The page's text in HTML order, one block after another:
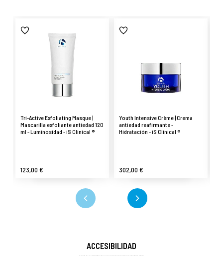
Tri-Active Exfoliating Masque |
Mascarilla exfoliante antiedad 120
ml - Luminosidad - iS Clinical ®
123,00 €
Youth Intensive Crème | Crema
antiedad reafirmante -
Hidratación - iS Clinical ®
302,00 €
ACCESIBILIDAD